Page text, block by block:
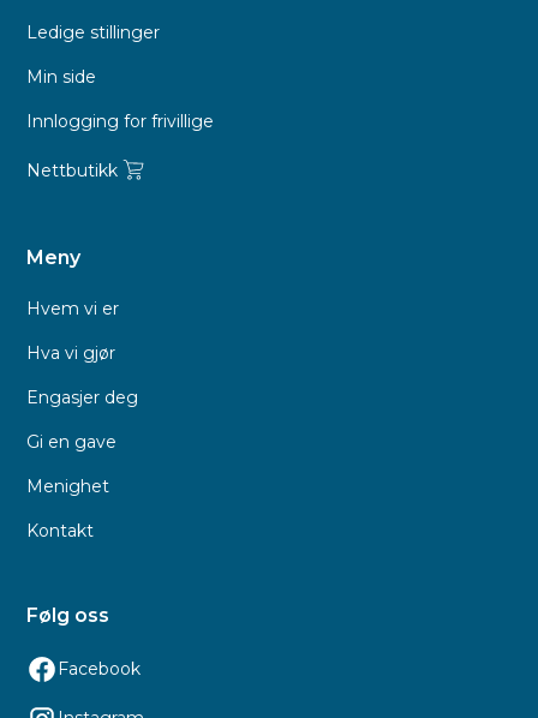
Ledige stillinger
Min side
Innlogging for frivillige
Nettbutikk
Meny
Hvem vi er
Hva vi gjør
Engasjer deg
Gi en gave
Menighet
Kontakt
Følg oss
Facebook